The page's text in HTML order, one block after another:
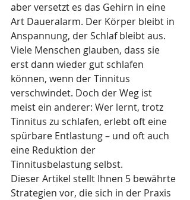
aber versetzt es das Gehirn in eine
Art Daueralarm. Der Körper bleibt in
Anspannung, der Schlaf bleibt aus.
Viele Menschen glauben, dass sie
erst dann wieder gut schlafen
können, wenn der Tinnitus
verschwindet. Doch der Weg ist
meist ein anderer: Wer lernt, trotz
Tinnitus zu schlafen, erlebt oft eine
spürbare Entlastung – und oft auch
eine Reduktion der
Tinnitusbelastung selbst.
Dieser Artikel stellt Ihnen 5 bewährte
Strategien vor, die sich in der Praxis